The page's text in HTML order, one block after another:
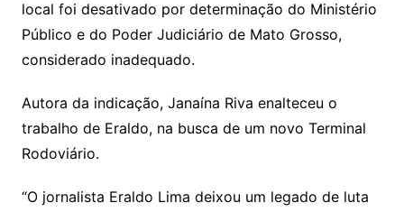
local foi desativado por determinação do Ministério
Público e do Poder Judiciário de Mato Grosso,
considerado inadequado.
Autora da indicação, Janaína Riva enalteceu o
trabalho de Eraldo, na busca de um novo Terminal
Rodoviário.
“O jornalista Eraldo Lima deixou um legado de luta